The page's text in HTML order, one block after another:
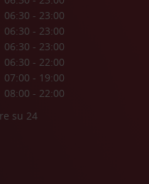
06:30 - 23:00
06:30 - 23:00
06:30 - 23:00
06:30 - 22:00
07:00 - 19:00
08:00 - 22:00
su 24